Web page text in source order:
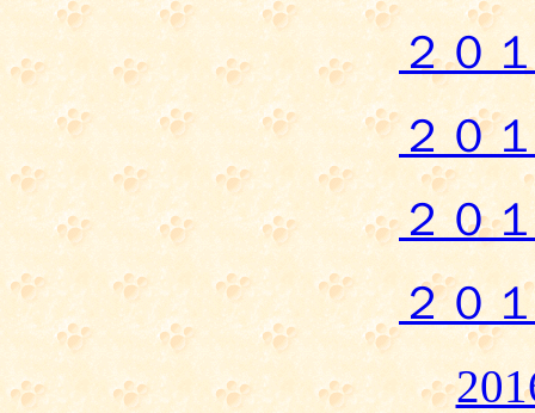
２０
２０
２０
２０